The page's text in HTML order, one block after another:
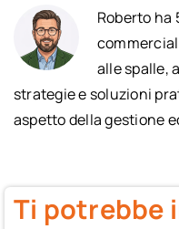
Roberto ha
alle spalle,
strategie e soluzioni
aspetto della gestione
Ti potrebbe